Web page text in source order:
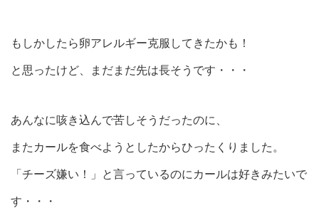
もしかしたら卵アレルギー克服してきたかも！
と思ったけど、まだまだ先は長そうです・・・
あんなに咳き込んで苦しそうだったのに、
またカールを食べようとしたからひったくりました。
「チーズ嫌い！」と言っているのにカールは好きみたいで
す・・・